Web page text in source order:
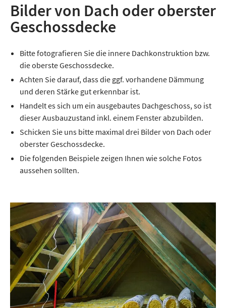
Bilder von Dach oder oberster
Geschossdecke
Bitte fotografieren Sie die innere Dachkonstruktion bzw.
die oberste Geschossdecke.
Achten Sie darauf, dass die ggf. vorhandene Dämmung
und deren Stärke gut erkennbar ist.
Handelt es sich um ein ausgebautes Dachgeschoss, so ist
dieser Ausbauzustand inkl. einem Fenster abzubilden.
Schicken Sie uns bitte maximal drei Bilder von Dach oder
oberster Geschossdecke.
Die folgenden Beispiele zeigen Ihnen wie solche Fotos
aussehen sollten.